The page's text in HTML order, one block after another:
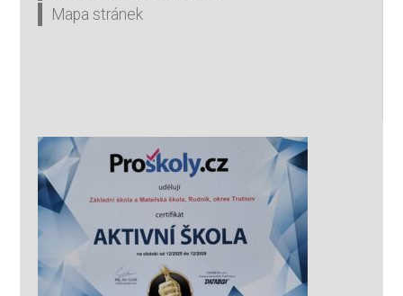
Mapa stránek